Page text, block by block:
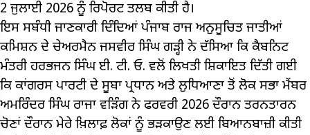
2 ਜੁਲਾਈ 2026 ਨੂੰ ਰਿਪੋਰਟ ਤਲਬ ਕੀਤੀ ਹੈ।
ਇਸ ਸਬੰਧੀ ਜਾਣਕਾਰੀ ਦਿੰਦਿਆਂ ਪੰਜਾਬ ਰਾਜ ਅਨੁਸੂਚਿਤ ਜਾਤੀਆਂ
ਕਮਿਸ਼ਨ ਦੇ ਚੇਅਰਮੈਨ ਜਸਵੀਰ ਸਿੰਘ ਗੜ੍ਹੀ ਨੇ ਦੱਸਿਆ ਕਿ ਕੈਬਨਿਟ
ਮੰਤਰੀ ਹਰਭਜਨ ਸਿੰਘ ਈ. ਟੀ. ਓ. ਵਲੋਂ ਲਿਖਤੀ ਸ਼ਿਕਾਇਤ ਦਿੱਤੀ ਗਈ
ਕਿ ਕਾਂਗਰਸ ਪਾਰਟੀ ਦੇ ਸੂਬਾ ਪ੍ਰਧਾਨ ਅਤੇ ਲੁਧਿਆਣਾ ਤੋਂ ਲੋਕ ਸਭਾ ਮੈਂਬਰ
ਅਮਰਿੰਦਰ ਸਿੰਘ ਰਾਜਾ ਵੜਿੰਗ ਨੇ ਫਰਵਰੀ 2026 ਦੌਰਾਨ ਤਰਨਤਾਰਨ
ਚੋਣਾਂ ਦੌਰਾਨ ਮੇਰੇ ਖ਼ਿਲਾਫ਼ ਲੋਕਾਂ ਨੂੰ ਭੜਕਾਉਣ ਲਈ ਬਿਆਨਬਾਜ਼ੀ ਕੀਤੀ